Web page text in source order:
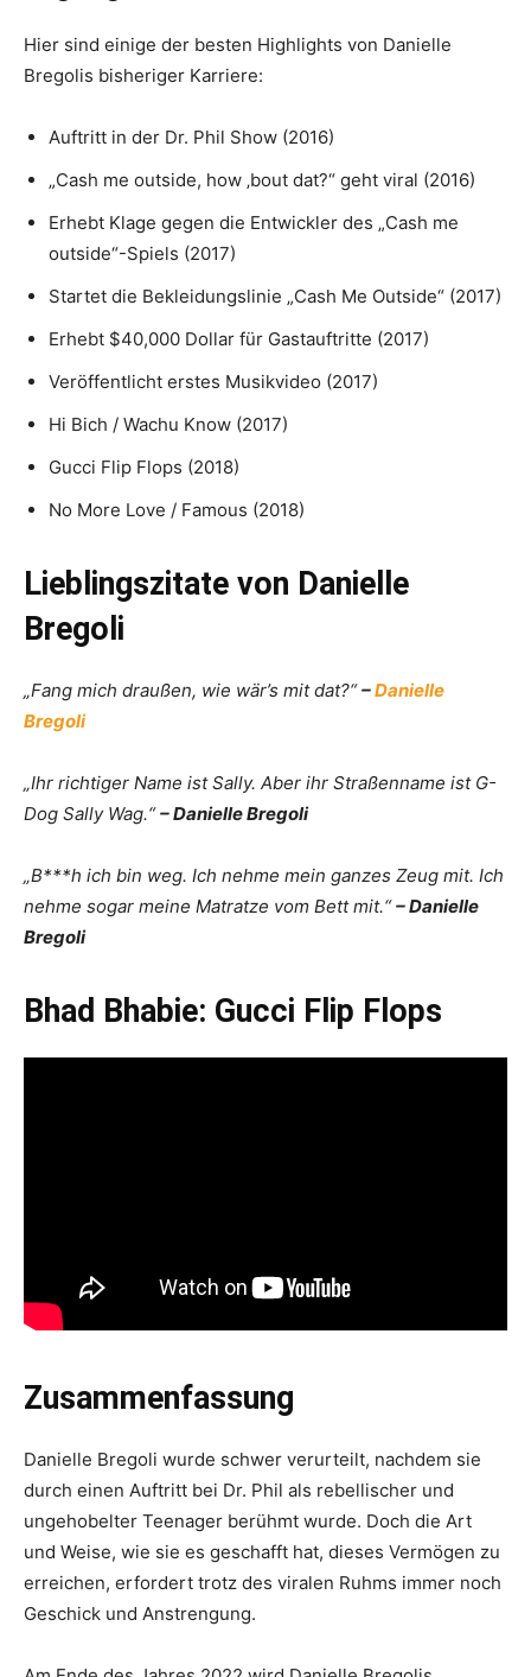
Hier sind einige der besten Highlights von Danielle
Bregolis bisheriger Karriere:
Auftritt in der Dr. Phil Show (2016)
„Cash me outside, how ‚bout dat?“ geht viral (2016)
Erhebt Klage gegen die Entwickler des „Cash me
outside“-Spiels (2017)
Startet die Bekleidungslinie „Cash Me Outside“ (2017)
Erhebt $40,000 Dollar für Gastauftritte (2017)
Veröffentlicht erstes Musikvideo (2017)
Hi Bich / Wachu Know (2017)
Gucci Flip Flops (2018)
No More Love / Famous (2018)
Lieblingszitate von Danielle
Bregoli
„Fang mich draußen, wie wär’s mit dat?“–Danielle
Bregoli
„Ihr richtiger Name ist Sally. Aber ihr Straßenname ist G-
Dog Sally Wag.“– Danielle Bregoli
„B***h ich bin weg. Ich nehme mein ganzes Zeug mit. Ich
nehme sogar meine Matratze vom Bett mit.“– Danielle
Bregoli
Bhad Bhabie: Gucci Flip Flops
Zusammenfassung
Danielle Bregoli wurde schwer verurteilt, nachdem sie
durch einen Auftritt bei Dr. Phil als rebellischer und
ungehobelter Teenager berühmt wurde. Doch die Art
und Weise, wie sie es geschafft hat, dieses Vermögen zu
erreichen, erfordert trotz des viralen Ruhms immer noch
Geschick und Anstrengung.